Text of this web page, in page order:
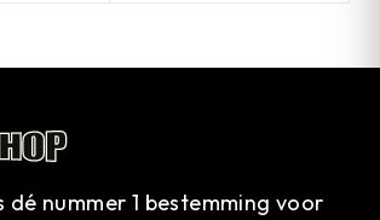
dé nummer 1 bestemming voor